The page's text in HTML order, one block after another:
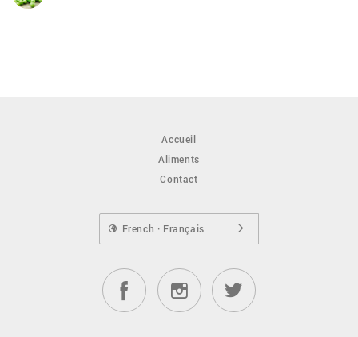
Accueil
Aliments
Contact
French · Français